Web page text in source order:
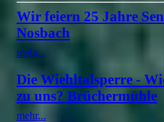
Wir feiern 25 Jahre
Nosbach
mehr...
Die Wiehltalsperre -
zu uns? Brüchermühle
mehr...